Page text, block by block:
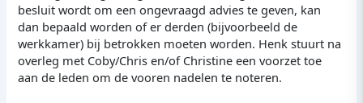
besluit wordt om een ongevraagd advies te geven, kan
dan bepaald worden of er derden (bijvoorbeeld de
werkkamer) bij betrokken moeten worden. Henk stuurt na
overleg met Coby/Chris en/of Christine een voorzet toe
aan de leden om de vooren nadelen te noteren.